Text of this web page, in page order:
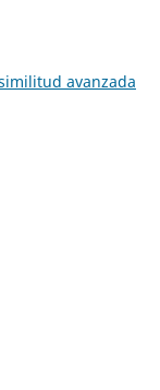
avanzada